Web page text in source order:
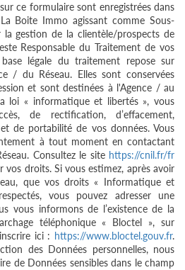
ce formulaire sont enregistrées dans
Boite Immo agissant comme Sous-
gestion de la clientèle/prospects de
Responsable du Traitement de vos
légale du traitement repose sur
/ du Réseau. Elles sont conservées
et sont destinées à l'Agence / au
loi « informatique et libertés », vous
de rectification, d’effacement,
de portabilité de vos données. Vous
à tout moment en contactant
Consultez le site https://cnil.fr/fr
vos droits. Si vous estimez, après avoir
que vos droits « Informatique et
vous pouvez adresser une
vous informons de l’existence de la
téléphonique « Bloctel », sur
ici : https://www.bloctel.gouv.fr.
des Données personnelles, nous
de Données sensibles dans le champ